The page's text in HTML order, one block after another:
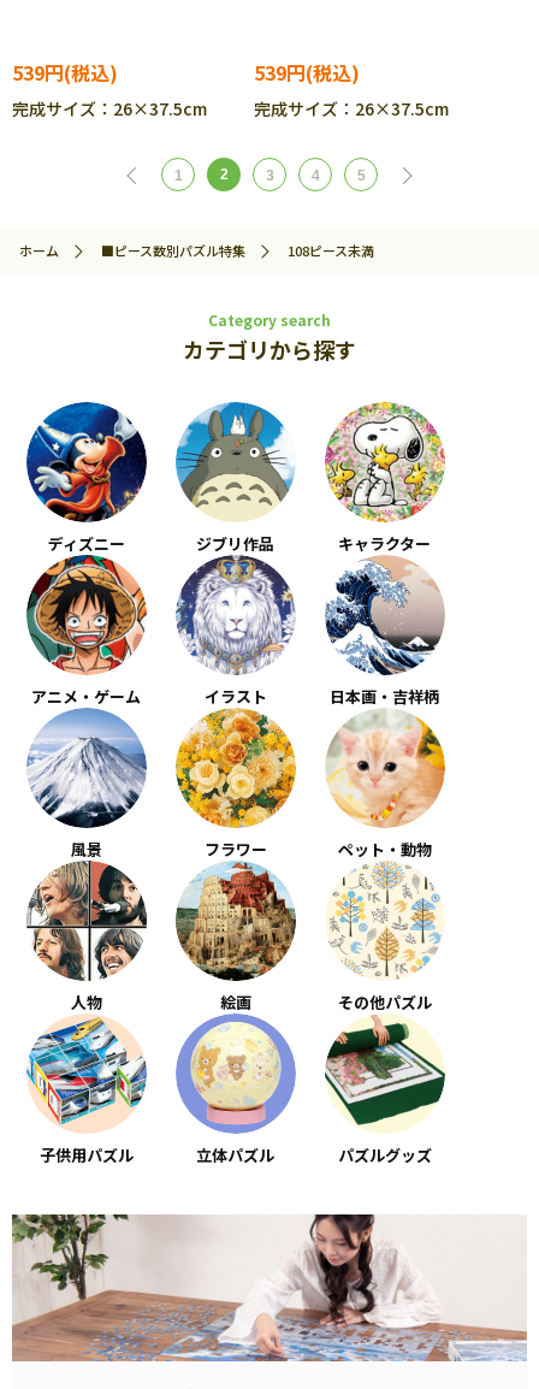
539円
完成サイズ：26×37.5cm
539円
完成サイズ：26×37.5cm
1 2 3 4 5
ホーム ■ピース数別パズル特集 108ピース未満
Category search
カテゴリから探す
ディズニー ジブリ作品 キャラクター
アニメ・ゲーム イラスト 日本画・吉祥柄
風景 フラワー ペット・動物
人物 絵画 その他パズル
子供用パズル 立体パズル パズルグッズ